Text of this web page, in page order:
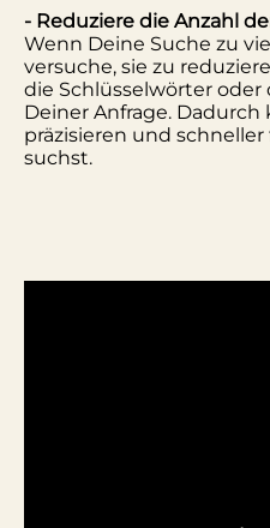
- Reduziere die Anzahl
Wenn Deine Suche zu
versuche, sie zu
die Schlüsselwörter
Deiner Anfrage.
präzisieren und
suchst.